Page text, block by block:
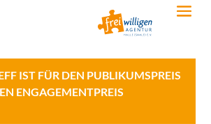
IST FÜR DEN PUBLIKUMSPREIS
ENGAGEMENTPREIS